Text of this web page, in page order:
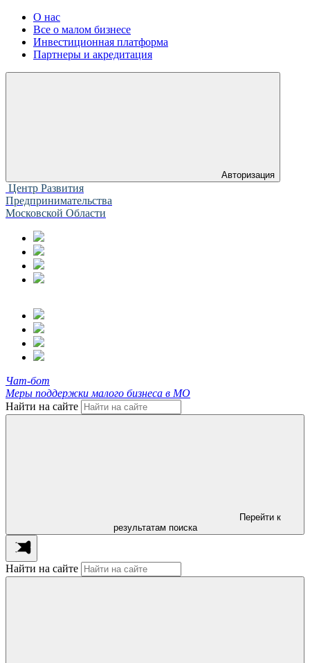
О нас
Все о малом бизнесе
Инвестиционная платформа
Партнеры и акредитация
Авторизация
Центр Развития
Предпринимательства
Московской Области
Чат-бот
Меры поддержки малого бизнеса в МО
Найти на сайте
Перейти к
результатам поиска
Найти на сайте